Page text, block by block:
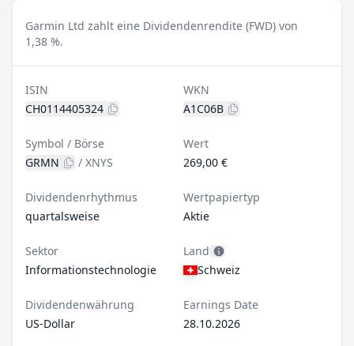
Garmin Ltd zahlt eine Dividendenrendite (FWD) von
1,38 %.
ISIN
CH0114405324
WKN
A1C06B
Symbol / Börse
GRMN
/ XNYS
Wert
269,00 €
Dividendenrhythmus
quartalsweise
Wertpapiertyp
Aktie
Sektor
Informationstechnologie
Land
Schweiz
Dividendenwährung
US-Dollar
Earnings Date
28.10.2026